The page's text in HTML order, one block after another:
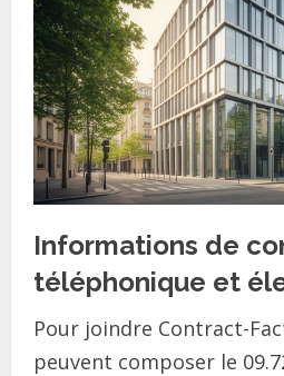
Informations de
téléphonique et
Pour joindre Contract-
peuvent composer le